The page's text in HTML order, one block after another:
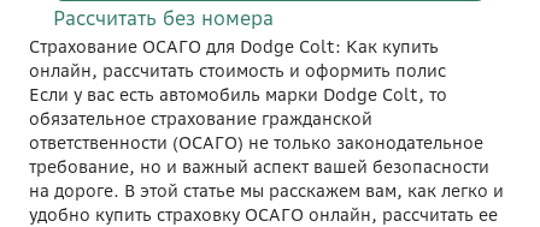
Страхование ОСАГО для Dodge Colt: Как купить
онлайн, рассчитать стоимость и оформить полис
Если у вас есть автомобиль марки Dodge Colt, то
обязательное страхование гражданской
ответственности (ОСАГО) не только законодательное
требование, но и важный аспект вашей безопасности
на дороге. В этой статье мы расскажем вам, как легко и
удобно купить страховку ОСАГО онлайн, рассчитать ее